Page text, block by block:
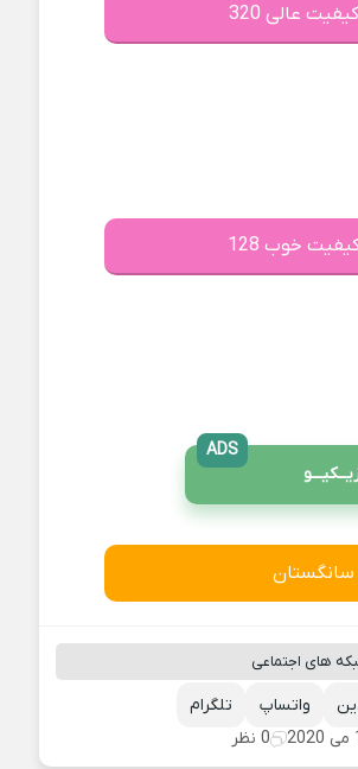
عالی 320
خوب 128
ADS
سانگستان
های اجتماعی
تلگرام واتساپ
0 نظر